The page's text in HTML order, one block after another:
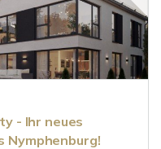
- Ihr neues
Nymphenburg!